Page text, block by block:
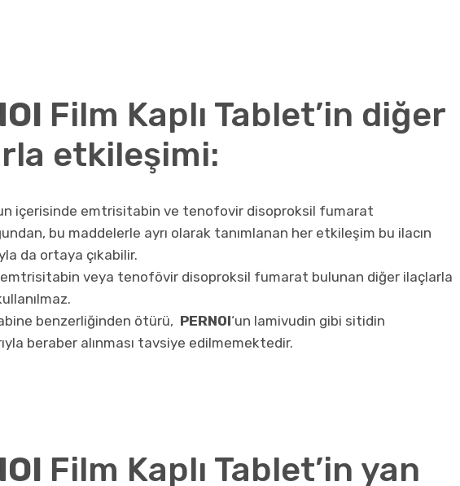
Film Kaplı Tablet’in diğer
etkileşimi:
içerisinde emtrisitabin ve tenofovir disoproksil fumarat
bu maddelerle ayrı olarak tanımlanan her etkileşim bu ilacın
da ortaya çıkabilir.
emtrisitabin veya tenofövir disoproksil fumarat bulunan diğer ilaçlarla
benzerliğinden ötürü, PERNOI‘un lamivudin gibi sitidin
beraber alınması tavsiye edilmemektedir.
Film Kaplı Tablet’in yan